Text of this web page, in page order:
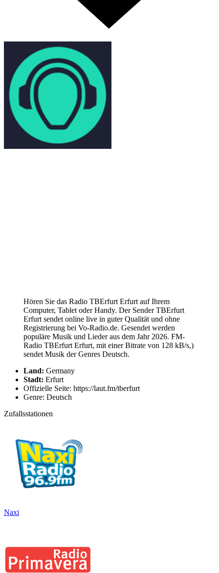
Hören Sie das Radio TBErfurt Erfurt auf Ihrem
Computer, Tablet oder Handy. Der Sender TBErfurt
Erfurt sendet online live in guter Qualität und ohne
Registrierung bei Vo-Radio.de. Gesendet werden
populäre Musik und Lieder aus dem Jahr 2026. FM-
Radio TBErfurt Erfurt, mit einer Bitrate von 128 kB/s,)
sendet Musik der Genres Deutsch.
Land: Germany
Stadt: Erfurt
Offizielle Seite: https://laut.fm/tberfurt
Genre: Deutsch
Zufallsstationen
Naxi